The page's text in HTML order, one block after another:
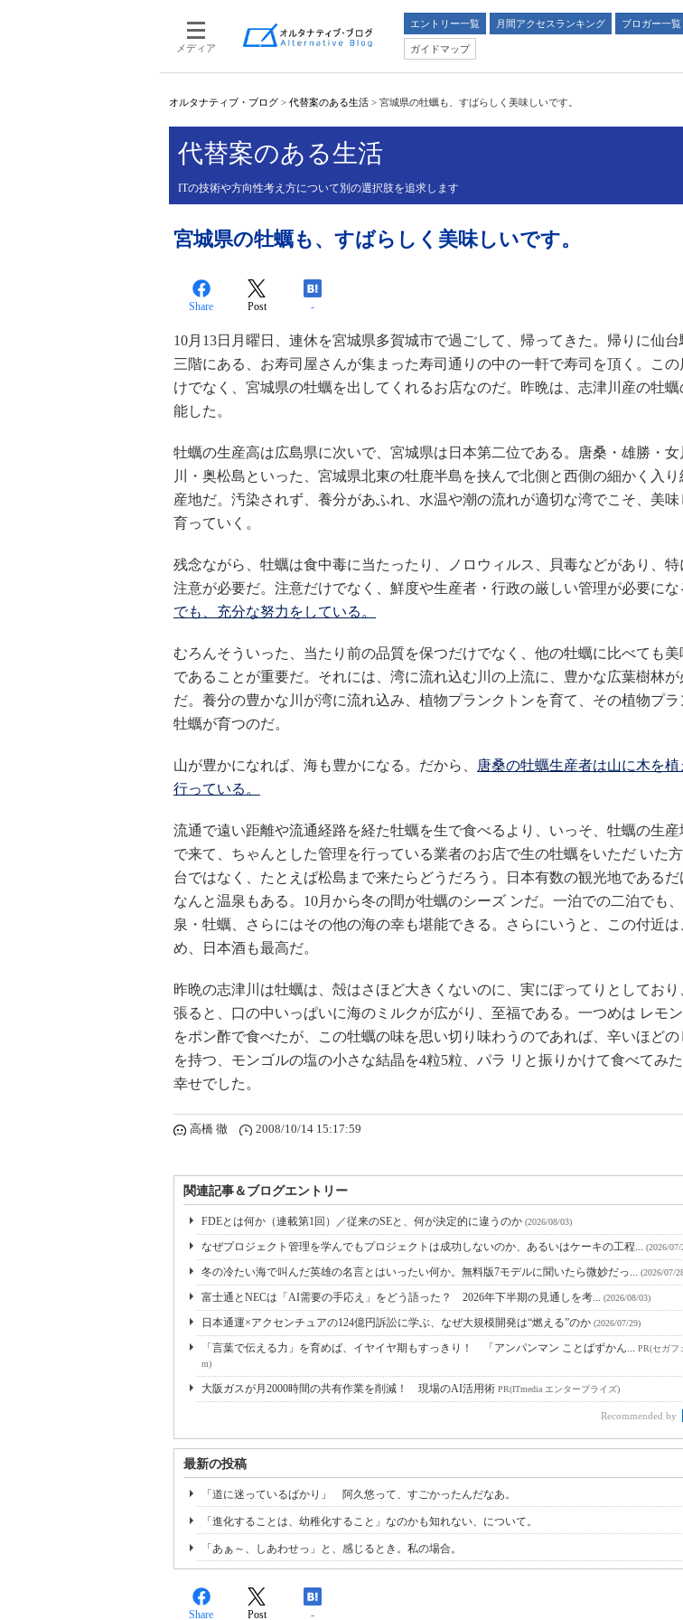
メディア
エントリー一覧 月間アクセスランキング ブロガー一覧
ガイドマップ
オルタナティブ・ブログ > 代替案のある生活 > 宮城県の牡蠣も、すばらしく美味しいです。
代替案のある生活
ITの技術や方向性考え方について別の選択肢を追求します
宮城県の牡蠣も、すばらしく美味しいです。
Share Post -
10月13日月曜日、連休を宮城県多賀城市で過ごして、帰ってきた。帰りに仙
三階にある、お寿司屋さんが集まった寿司通りの中の一軒で寿司を頂く。こ
けでなく、宮城県の牡蠣を出してくれるお店なのだ。昨晩は、志津川産の牡
能した。
牡蠣の生産高は広島県に次いで、宮城県は日本第二位である。唐桑・雄勝・女
川・奥松島といった、宮城県北東の牡鹿半島を挟んで北側と西側の細かく入
産地だ。汚染されず、養分があふれ、水温や潮の流れが適切な湾でこそ、美味
育っていく。
残念ながら、牡蠣は食中毒に当たったり、ノロウィルス、貝毒などがあり、特
注意が必要だ。注意だけでなく、鮮度や生産者・行政の厳しい管理が必要にな
でも、充分な努力をしている。
むろんそういった、当たり前の品質を保つだけでなく、他の牡蠣に比べても美
であることが重要だ。それには、湾に流れ込む川の上流に、豊かな広葉樹林
だ。養分の豊かな川が湾に流れ込み、植物プランクトンを育て、その植物プ
牡蠣が育つのだ。
山が豊かになれば、海も豊かになる。だから、
唐桑の牡蠣生産者は山に木を
行っている。
流通で遠い距離や流通経路を経た牡蠣を生で食べるより、いっそ、牡蠣の生産
で来て、ちゃんとした管理を行っている業者のお店で生の牡蠣をいただ いた
台ではなく、たとえば松島まで来たらどうだろう。日本有数の観光地であるだ
なんと温泉もある。10月から冬の間が牡蠣のシーズ ンだ。一泊での二泊でも
泉・牡蠣、さらにはその他の海の幸も堪能できる。さらにいうと、この付近
め、日本酒も最高だ。
昨晩の志津川は牡蠣は、殻はさほど大きくないのに、実にぽってりとしてお
張ると、口の中いっぱいに海のミルクが広がり、至福である。一つめは レモ
をポン酢で食べたが、この牡蠣の味を思い切り味わうのであれば、辛いほどの
を持つ、モンゴルの塩の小さな結晶を4粒5粒、パラ リと振りかけて食べてみた
幸せでした。
高橋 徹 2008/10/14 15:17:59
関連記事＆ブログエントリー
FDEとは何か（連載第1回）／従来のSEと、何が決定的に違うのか (2026/08/03)
なぜプロジェクト管理を学んでもプロジェクトは成功しないのか、あるいはケーキの工程... (2026/07/
冬の冷たい海で叫んだ英雄の名言とはいったい何か。無料版7モデルに聞いたら微妙だっ... (2026/07/
富士通とNECは「AI需要の手応え」をどう語った？ 2026年下半期の見通しを考... (2026/08/03)
日本通運×アクセンチュアの124億円訴訟に学ぶ、なぜ大規模開発は“燃える”のか (2026/07/29)
「言葉で伝える力」を育めば、イヤイヤ期もすっきり！ 「アンパンマン ことばずかん... PR(セガフ
m)
大阪ガスが月2000時間の共有作業を削減！ 現場のAI活用術 PR(ITmedia エンタープライズ)
Recommended by
最新の投稿
「道に迷っているばかり」 阿久悠って、すごかったんだなあ。
「進化することは、幼稚化すること」なのかも知れない、について。
「あぁ～、しあわせっ」と、感じるとき。私の場合。
Share Post -